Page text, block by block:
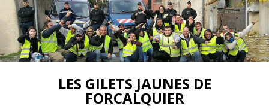
LES GILETS JAUNES DE
FORCALQUIER